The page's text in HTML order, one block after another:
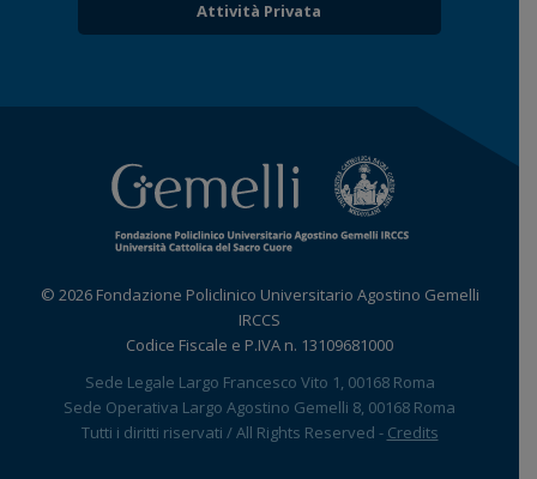
Attività Privata
© 2026 Fondazione Policlinico Universitario Agostino Gemelli
IRCCS
Codice Fiscale e P.IVA n. 13109681000
Sede Legale Largo Francesco Vito 1, 00168 Roma
Sede Operativa Largo Agostino Gemelli 8, 00168 Roma
Tutti i diritti riservati / All Rights Reserved - Credits